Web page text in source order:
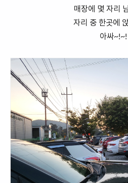
매장에 몇 자리
자리 중 한곳에
아싸~!~!